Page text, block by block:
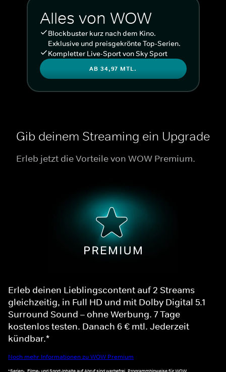
Alles von WOW
Blockbuster kurz nach dem Kino.
Exklusive und preisgekrönte Top-Serien.
Kompletter Live-Sport von Sky Sport
AB 34,97 MTL.
Gib deinem Streaming ein Upgrade
Erleb jetzt die Vorteile von WOW Premium.
Erleb deinen Lieblingscontent auf 2 Streams
gleichzeitig, in Full HD und mit Dolby Digital 5.1
Surround Sound – ohne Werbung. 7 Tage
kostenlos testen. Danach 6 € mtl. Jederzeit
kündbar.*
Noch mehr Informationen zu WOW Premium